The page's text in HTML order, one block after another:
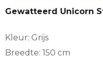
Gewatteerd Unicorn
Kleur: Grijs
Breedte: 150 cm